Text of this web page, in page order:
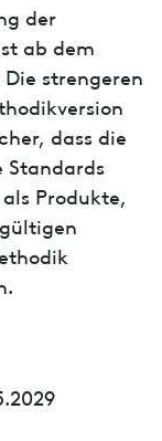
der
ab dem
Die strengeren
dass die
Standards
Produkte,